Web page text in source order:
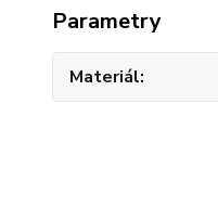
Parametry
Materiál